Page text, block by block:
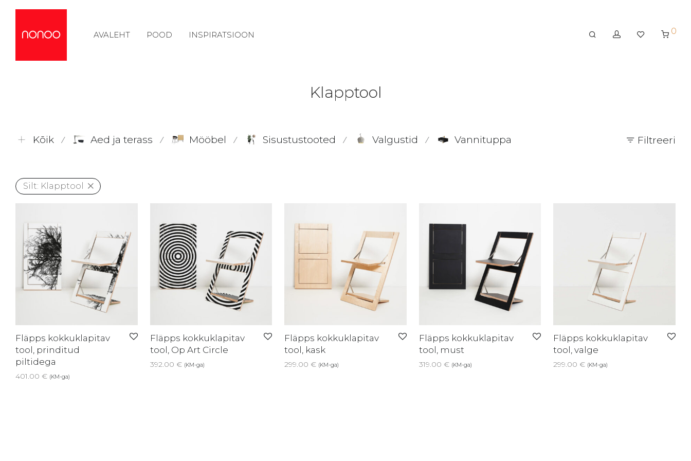
AVALEHT POOD INSPIRATSIOON 0
Klapptool
Filtreeri
Kõik ⁄ Aed ja terass ⁄ Mööbel ⁄ Sisustustooted ⁄ Valgustid ⁄ Vannituppa
Silt: Klapptool
Fläpps kokkuklapitav
tool, prinditud
piltidega
401.00 € (KM-ga)
Fläpps kokkuklapitav
tool, Op Art Circle
392.00 € (KM-ga)
Fläpps kokkuklapitav
tool, kask
299.00 € (KM-ga)
Fläpps kokkuklapitav
tool, must
319.00 € (KM-ga)
Fläpps kokkuklapitav
tool, valge
299.00 € (KM-ga)